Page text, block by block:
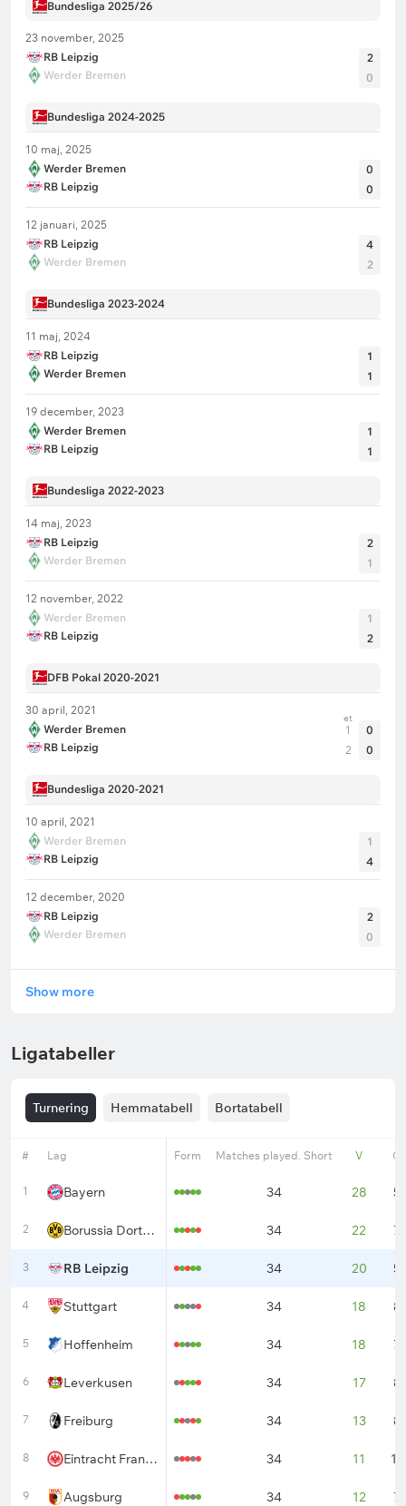
Bundesliga 2025/26
23 november, 2025
RB Leipzig
Werder Bremen
2
0
Bundesliga 2024-2025
10 maj, 2025
Werder Bremen
RB Leipzig
0
0
12 januari, 2025
RB Leipzig
Werder Bremen
4
2
Bundesliga 2023-2024
11 maj, 2024
RB Leipzig
Werder Bremen
1
1
19 december, 2023
Werder Bremen
RB Leipzig
1
1
Bundesliga 2022-2023
14 maj, 2023
RB Leipzig
Werder Bremen
2
1
12 november, 2022
Werder Bremen
RB Leipzig
1
2
DFB Pokal 2020-2021
30 april, 2021
Werder Bremen
RB Leipzig
et
1
2
0
0
Bundesliga 2020-2021
10 april, 2021
Werder Bremen
RB Leipzig
1
4
12 december, 2020
RB Leipzig
Werder Bremen
2
0
Show more
Ligatabeller
Turnering Hemmatabell Bortatabell
# Lag Form Matches played. Short V O
1 Bayern 34 28 5
2 Borussia Dortmund 34 22 7
3 RB Leipzig 34 20 5
4 Stuttgart 34 18 8
5 Hoffenheim 34 18 7
6 Leverkusen 34 17 8
7 Freiburg 34 13 8
8 Eintracht Frankfurt 34 11 11
9 Augsburg 34 12 7